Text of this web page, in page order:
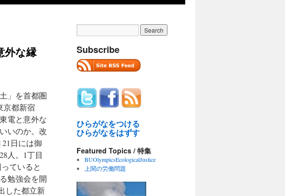
外な縁
」を首都圏
京都新宿
電と意外な
いのか。改
日には御
人。1丁目
ていると
勉強会を開
した都立新
Subscribe
ひらがなをつける
ひらがなをはずす
Featured Topics / 特集
BUOlympicsEcologicalJustice
上関の労働問題